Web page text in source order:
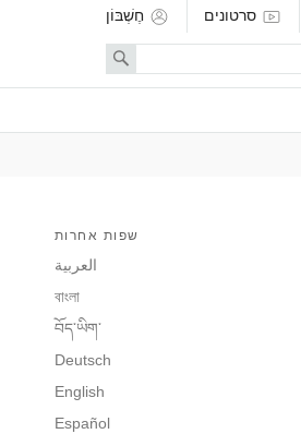
סרטונים חֶשְׁבּוֹן
Search
שפות אחרות
العربية
বাংলা
བོད་ཡིག་
Deutsch
English
Español